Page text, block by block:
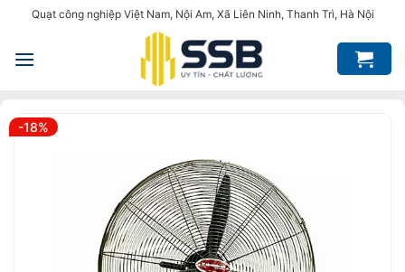
nội
Quạt công nghiệp Việt Nam, Nội Am, Xã Liên Ninh, Thanh Trì, Hà Nội
-18%